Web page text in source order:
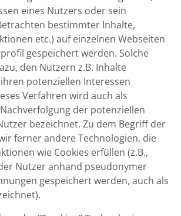
eines Nutzers oder sein
bestimmter Inhalte,
etc.) auf einzelnen Webseiten
gespeichert werden. Solche
den Nutzern z.B. Inhalte
potenziellen Interessen
Verfahren wird auch als
der potenziellen
bezeichnet. Zu dem Begriff der
ferner andere Technologien, die
wie Cookies erfüllen (z.B.,
Nutzer anhand pseudonymer
gespeichert werden, auch als